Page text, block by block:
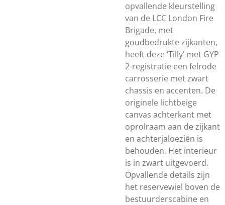
opvallende kleurstelling
van de LCC London Fire
Brigade, met
goudbedrukte zijkanten,
heeft deze ‘Tilly’ met GYP
2-registratie een felrode
carrosserie met zwart
chassis en accenten. De
originele lichtbeige
canvas achterkant met
oprolraam aan de zijkant
en achterjaloeziën is
behouden. Het interieur
is in zwart uitgevoerd.
Opvallende details zijn
het reservewiel boven de
bestuurderscabine en